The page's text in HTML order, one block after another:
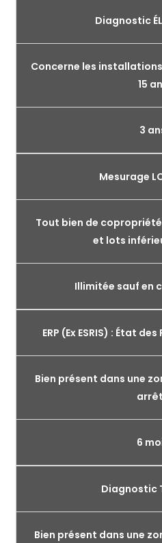
Diagnostic
Concerne les
15
3
Mesurage
Tout bien de
et lots
Illimitée sauf en
ERP (Ex ESRIS) : État
Bien présent dans une
6
Diagnostic
Bien présent dans une